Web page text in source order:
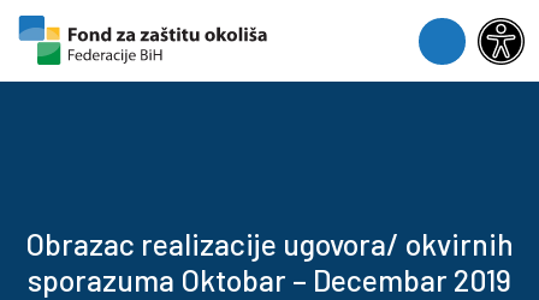
Skip to content
Skip to footer
Menu
Obrazac realizacije ugovora/ okvirnih
sporazuma Oktobar – Decembar 2019